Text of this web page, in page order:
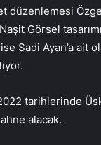
düzenlemesi
Görsel
Sadi Ayan’a ait
tarihlerinde
alacak.